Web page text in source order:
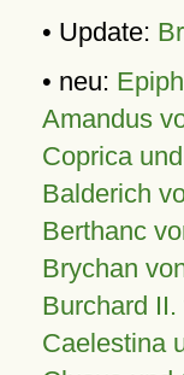
• Update:
• neu:
Amandus
Coprica
Balderich
Berthanc
Brychan
Burchard
Caelestina